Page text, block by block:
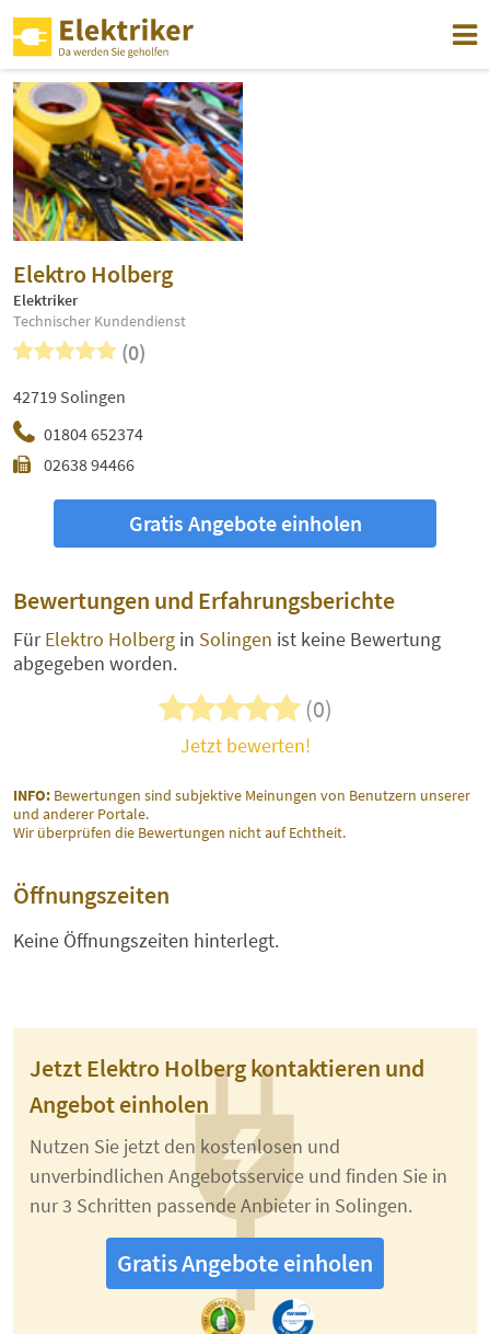
Elektro Holberg
Elektriker
Technischer Kundendienst
(0)
01804 652374
02638 94466
42719 Solingen
Gratis Angebote einholen
Bewertungen und Erfahrungsberichte
FürElektro Holberg in Solingen ist keine Bewertung
abgegeben worden.
(0)
Jetzt bewerten!
INFO: Bewertungen sind subjektive Meinungen von Benutzern unserer
und anderer Portale.
Wir überprüfen die Bewertungen nicht auf Echtheit.
Öffnungszeiten
Keine Öffnungszeiten hinterlegt.
Jetzt Elektro Holberg kontaktieren und
Angebot einholen
Nutzen Sie jetzt den kostenlosen und
unverbindlichen Angebotsservice und finden Sie in
nur 3 Schritten passende Anbieter in Solingen.
Gratis Angebote einholen